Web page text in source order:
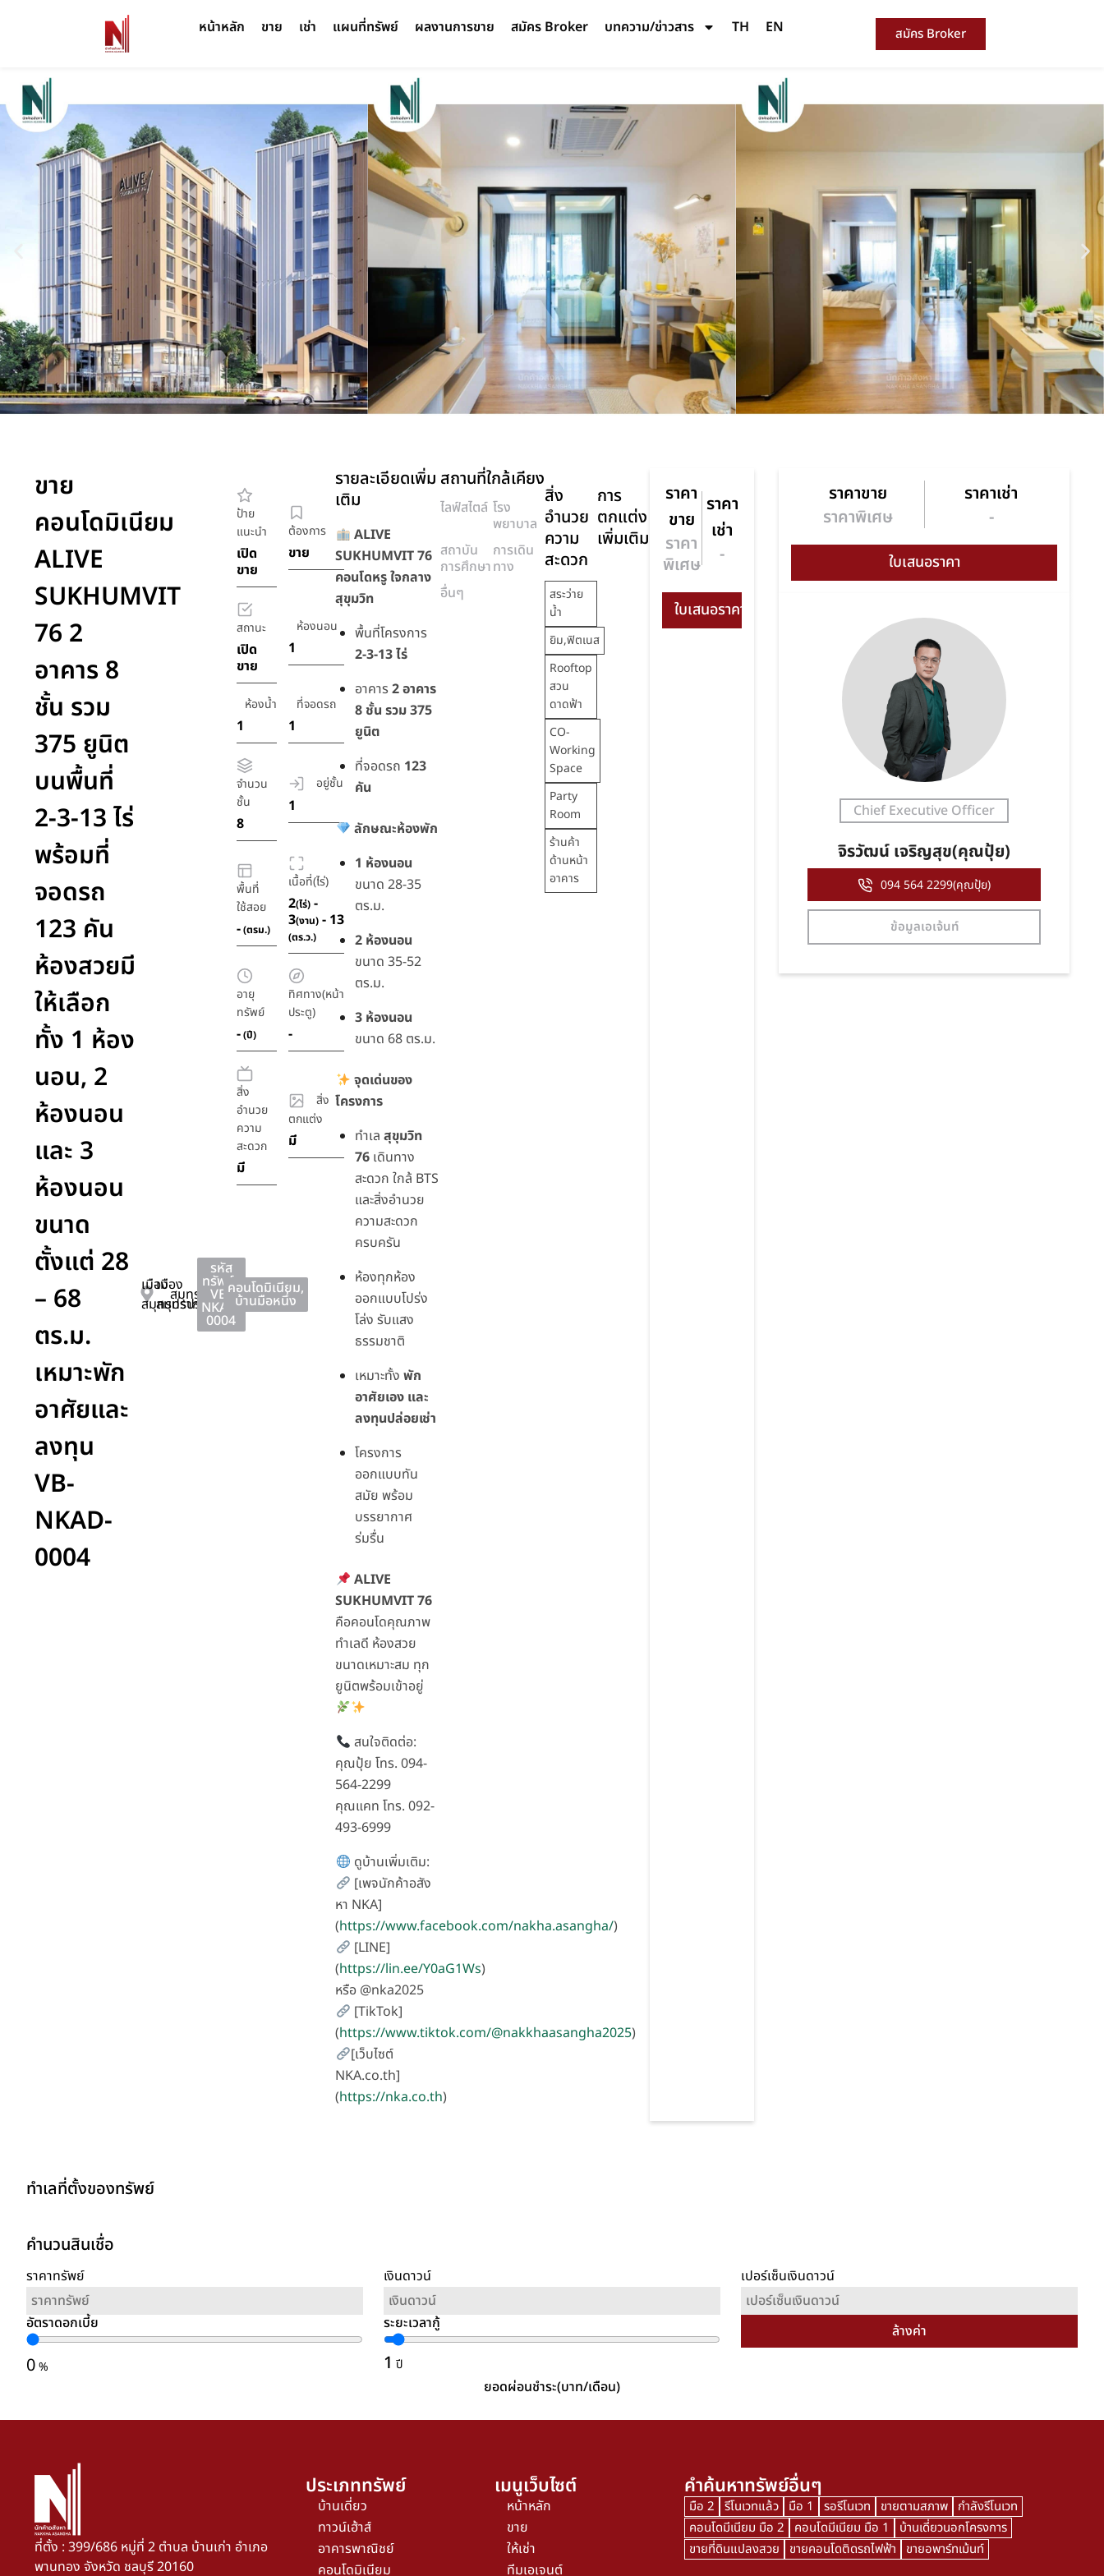
หน้าหลัก ขาย เช่า แผนที่ทรัพย์ ผลงานการขาย สมัคร Broker บทความ/ข่าวสาร TH EN สมัคร Broker
ขาย
คอนโดมิเนียม
ALIVE
SUKHUMVIT
76 2
อาคาร 8
ชั้น รวม
375 ยูนิต
บนพื้นที่
2-3-13 ไร่
พร้อมที่
จอดรถ
123 คัน
ห้องสวยมี
ให้เลือก
ทั้ง 1 ห้อง
นอน, 2
ห้องนอน
และ 3
ห้องนอน
ขนาด
ตั้งแต่ 28
– 68
ตร.ม.
เหมาะพัก
อาศัยและ
ลงทุน
VB-
NKAD-
0004
เมือง
สมุทรปราการ
เมือง
สมุทรปราการ
สมุทรปราการ
รหัส
ทรัพย์ :
VB-
NKAD-
0004
คอนโดมิเนียม,
บ้านมือหนึ่ง
ป้าย
แนะนำ
เปิด
ขาย
ต้องการ
ขาย
สถานะ
เปิด
ขาย
ห้องนอน
1
ห้องน้ำ
1
ที่จอดรถ
1
จำนวน
ชั้น
8
อยู่ชั้น
1
พื้นที่
ใช้สอย
-(ตรม.)
เนื้อที่(ไร่)
2(ไร่) -
3(งาน) - 13
(ตร.ว.)
อายุ
ทรัพย์
-(ปี)
ทิศทาง(หน้า
ประตู)
-
สิ่ง
อำนวย
ความ
สะดวก
มี
สิ่ง
ตกแต่ง
มี
รายละเอียดเพิ่ม
เติม
ALIVE
SUKHUMVIT 76
คอนโดหรู ใจกลาง
สุขุมวิท
พื้นที่โครงการ
2-3-13 ไร่
อาคาร2 อาคาร
8 ชั้น รวม 375
ยูนิต
ที่จอดรถ 123
คัน
ลักษณะห้องพัก
1 ห้องนอน
ขนาด 28-35
ตร.ม.
2 ห้องนอน
ขนาด 35-52
ตร.ม.
3 ห้องนอน
ขนาด 68 ตร.ม.
จุดเด่นของ
โครงการ
ทำเลสุขุมวิท
76 เดินทาง
สะดวก ใกล้ BTS
และสิ่งอำนวย
ความสะดวก
ครบครัน
ห้องทุกห้อง
ออกแบบโปร่ง
โล่ง รับแสง
ธรรมชาติ
เหมาะทั้งพัก
อาศัยเอง และ
ลงทุนปล่อยเช่า
โครงการ
ออกแบบทัน
สมัย พร้อม
บรรยากาศ
ร่มรื่น
ALIVE
SUKHUMVIT 76
คือคอนโดคุณภาพ
ทำเลดี ห้องสวย
ขนาดเหมาะสม ทุก
ยูนิตพร้อมเข้าอยู่
สนใจติดต่อ:
คุณปุ้ย โทร. 094-
564-2299
คุณแคท โทร. 092-
493-6999
ดูบ้านเพิ่มเติม:
[เพจนักค้าอสัง
หา NKA]
(https://www.facebook.com/nakha.asangha/)
[LINE]
(https://lin.ee/Y0aG1Ws)
หรือ @nka2025
[TikTok]
(https://www.tiktok.com/@nakkhaasangha2025)
[เว็บไซต์
NKA.co.th]
(https://nka.co.th)
สถานที่ใกล้เคียง
ไลฟ์สไตล์ โรง
พยาบาล
สถาบัน
การศึกษา
การเดิน
ทาง
อื่นๆ
สิ่ง
อำนวย
ความ
สะดวก
สระว่าย
น้ำ
ยิม,ฟิตเนส
Rooftop
สวน
ดาดฟ้า
CO-
Working
Space
Party
Room
ร้านค้า
ด้านหน้า
อาคาร
การ
ตกแต่ง
เพิ่มเติม
ราคา
ขาย
ราคา
พิเศษ
ราคา
เช่า
-
ราคาขาย
ราคาพิเศษ
ราคาเช่า
-
Chief Executive Officer
จิรวัฒน์ เจริญสุข(คุณปุ้ย)
094 564 2299(คุณปุ้ย)
ข้อมูลเอเจ้นท์
ทำเลที่ตั้งของทรัพย์
คำนวนสินเชื่อ
ราคาทรัพย์ เงินดาวน์ เปอร์เซ็นเงินดาวน์
อัตราดอกเบี้ย
0%
ระยะเวลากู้
1 ปี
ล้างค่า
ยอดผ่อนชำระ(บาท/เดือน)
ที่ตั้ง : 399/686 หมู่ที่ 2 ตำบล บ้านเก่า อำเภอ
พานทอง จังหวัด ชลบุรี 20160
ประเภททรัพย์
บ้านเดี่ยว
ทาวน์เฮ้าส์
อาคารพาณิชย์
คอนโดมิเนียม
เมนูเว็บไซต์
หน้าหลัก
ขาย
ให้เช่า
ทีมเอเจนต์
คำค้นหาทรัพย์อื่นๆ
มือ 2 รีโนเวทแล้ว มือ 1 รอรีโนเวท ขายตามสภาพ กำลังรีโนเวท
คอนโดมีเนียม มือ 2
คอนโดมีเนียม มือ 1
บ้านเดี่ยวนอกโครงการ
ขายที่ดินแปลงสวย
ขายคอนโดติดรถไฟฟ้า ขายอพาร์ทเม้นท์